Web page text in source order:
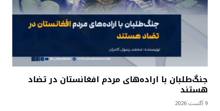
جنگ‌طلبان با اراده‌های مردم افغانستان در تضاد
هستند
9 آگست 2026